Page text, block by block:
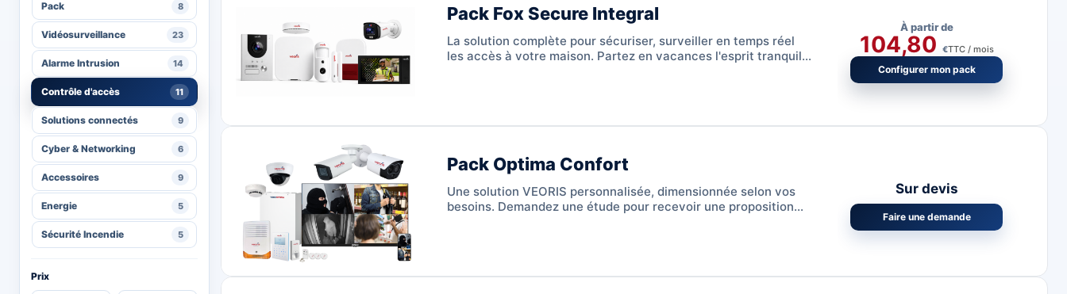
Pack 8
Vidéosurveillance 23
Alarme Intrusion 14
Contrôle d'accès 11
Solutions connectés 9
Cyber & Networking 6
Accessoires 9
Energie 5
Sécurité Incendie 5
Prix
Pack Fox Secure Integral
La solution complète pour sécuriser, surveiller en temps réel
les accès à votre maison. Partez en vacances l'esprit tranquille
À partir de
104,80 €TTC / mois
Configurer mon pack
Pack Optima Confort
Une solution VEORIS personnalisée, dimensionnée selon vos
besoins. Demandez une étude pour recevoir une proposition
Sur devis
Faire une demande